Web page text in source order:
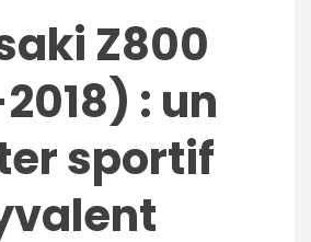
Z800
: un
sportif